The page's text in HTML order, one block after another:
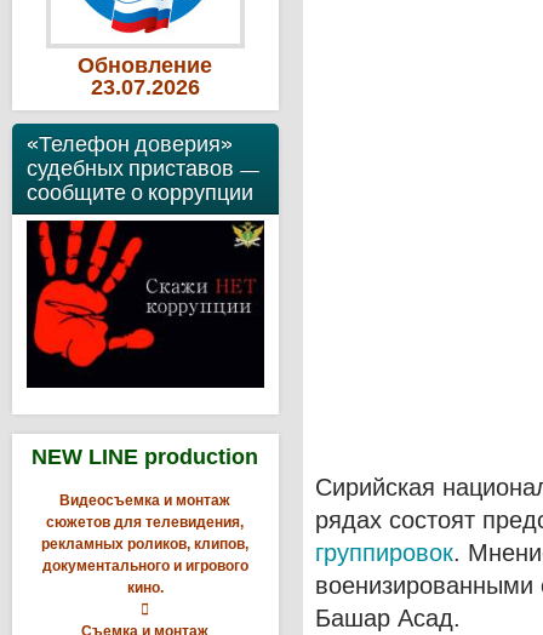
Обновление
23.07.2026
«Телефон доверия»
судебных приставов —
сообщите о коррупции
NEW LINE production
Видеосъемка и монтаж
сюжетов для телевидения,
рекламных роликов, клипов,
документального и игрового
кино.

Съемка и монтаж
Сирийская
рядах состоят
группировок.
военизированными
Башар Асад.